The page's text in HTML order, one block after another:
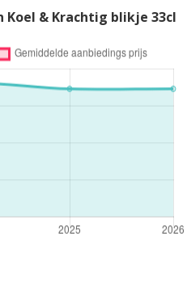
Koel & Krachtig blikje 33cl